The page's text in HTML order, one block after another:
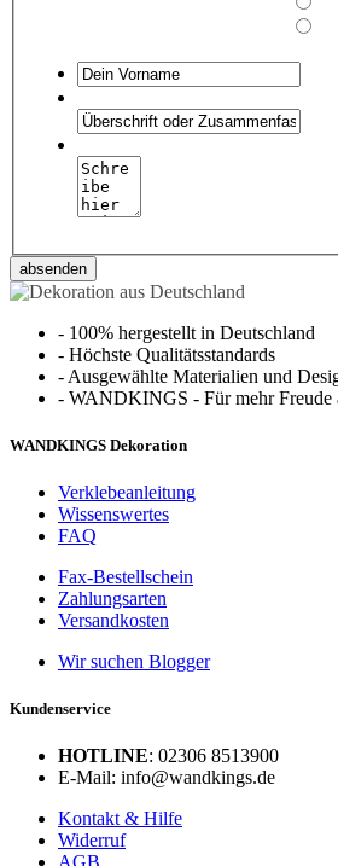
absenden
- 100% hergestellt in Deutschland
- Höchste Qualitätsstandards
- Ausgewählte Materialien und
- WANDKINGS - Für mehr Freude
WANDKINGS Dekoration
Verklebeanleitung
Wissenswertes
FAQ
Fax-Bestellschein
Zahlungsarten
Versandkosten
Wir suchen Blogger
Kundenservice
HOTLINE: 02306 8513900
E-Mail: info@wandkings.de
Kontakt & Hilfe
Widerruf